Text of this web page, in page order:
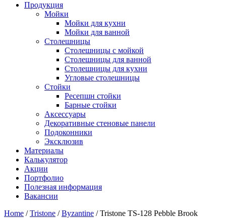
Продукция
Мойки
Мойки для кухни
Мойки для ванной
Столешницы
Столешницы с мойкой
Столешницы для ванной
Столешницы для кухни
Угловые столешницы
Стойки
Ресепшн стойки
Барные стойки
Аксессуары
Декоративные стеновые панели
Подоконники
Эксклюзив
Материалы
Калькулятор
Акции
Портфолио
Полезная информация
Вакансии
Home /Tristone /Byzantine / Tristone TS-128 Pebble Brook